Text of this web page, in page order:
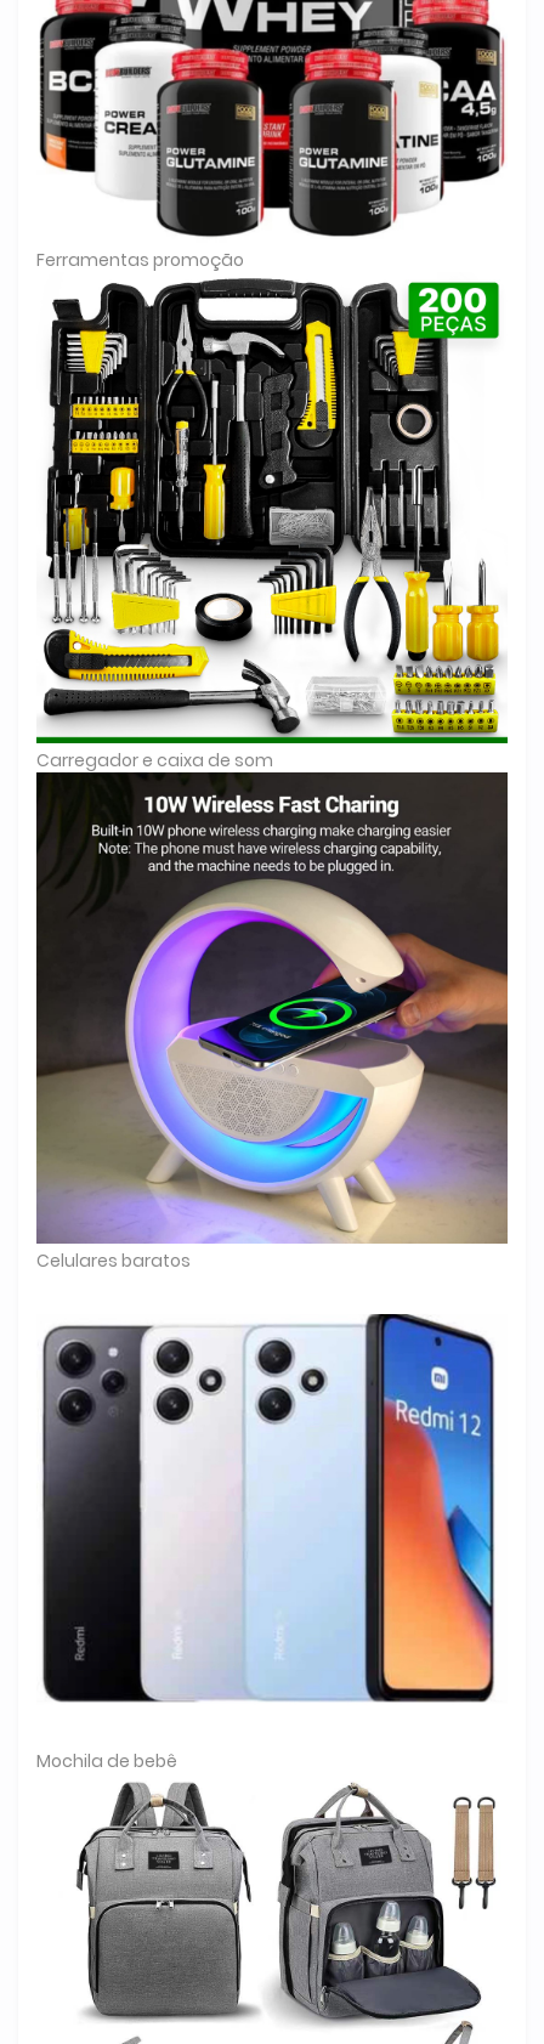
Ferramentas promoção
Carregador e caixa de som
Celulares baratos
Mochila de bebê